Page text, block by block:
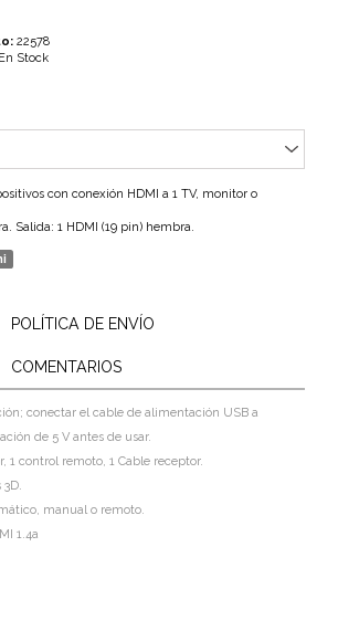
22578
En Stock
con conexión HDMI a 1 TV, monitor o
Salida: 1 HDMI (19 pin) hembra.
POLÍTICA DE ENVÍO
COMENTARIOS
conectar el cable de alimentación USB a
de 5 V antes de usar.
1 control remoto, 1 Cable receptor.
manual o remoto.
1.4a